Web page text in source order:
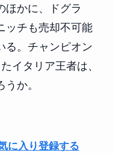
かに、ドグラ
ッチも売却不可能
る。チャンピオン
イタリア王者は、
か。
に入り登録する